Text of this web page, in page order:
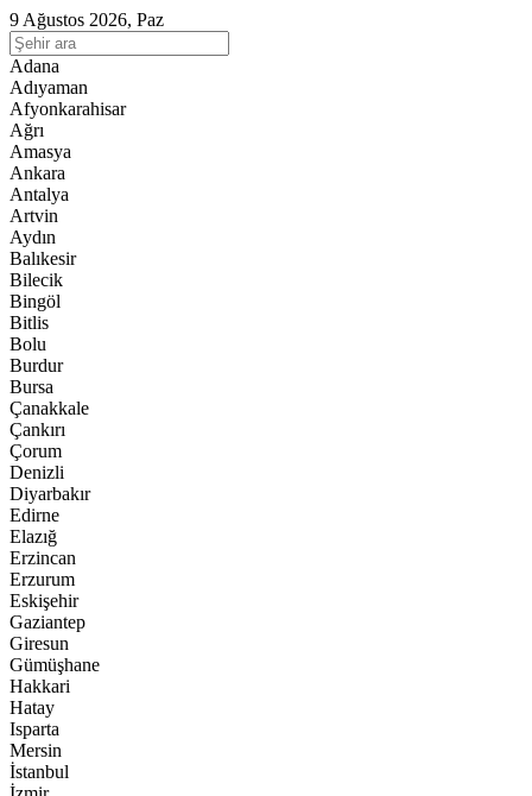
9 Ağustos 2026, Paz
Adana
Adıyaman
Afyonkarahisar
Ağrı
Amasya
Ankara
Antalya
Artvin
Aydın
Balıkesir
Bilecik
Bingöl
Bitlis
Bolu
Burdur
Bursa
Çanakkale
Çankırı
Çorum
Denizli
Diyarbakır
Edirne
Elazığ
Erzincan
Erzurum
Eskişehir
Gaziantep
Giresun
Gümüşhane
Hakkari
Hatay
Isparta
Mersin
İstanbul